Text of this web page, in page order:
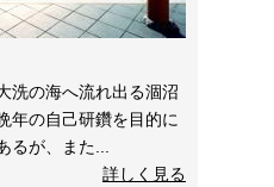
洗の海へ流れ出る涸沼
年の自己研鑽を目的に
るが、また...
詳しく見る